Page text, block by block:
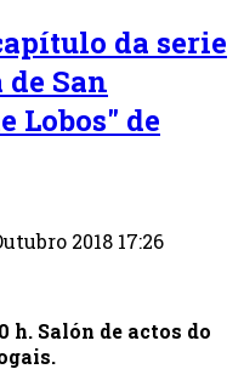
da serie
de San
Lobos" de
2018 17:26
h. Salón de actos do